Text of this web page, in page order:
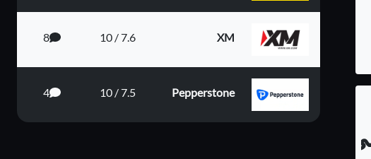
XM
7.6 / 10
8
Pepperstone
7.5 / 10
4
البعيد